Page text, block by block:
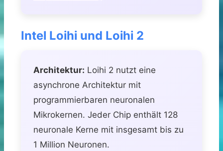
Intel Loihi und Loihi 2
Architektur: Loihi 2 nutzt eine
asynchrone Architektur mit
programmierbaren neuronalen
Mikrokernen. Jeder Chip enthält 128
neuronale Kerne mit insgesamt bis zu
1 Million Neuronen.